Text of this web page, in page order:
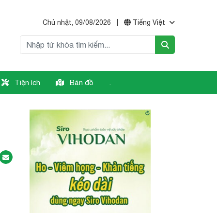
Chủ nhật, 09/08/2026 Tiếng Việt
Tiện ích Bản đồ .